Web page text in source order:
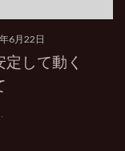
6月22日
して動く